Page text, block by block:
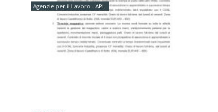
Agenzie per il Lavoro - APL